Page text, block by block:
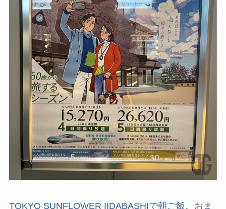
TOKYO SUNFLOWER IIDABASHIで朝ご飯。おま